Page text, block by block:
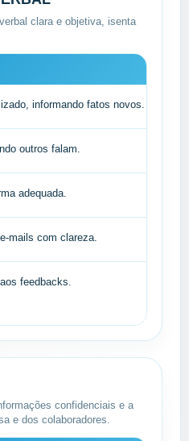
clara e objetiva, isenta
informando fatos novos.
outros falam.
adequada.
mails com clareza.
feedbacks.
confidenciais e a
e dos colaboradores.